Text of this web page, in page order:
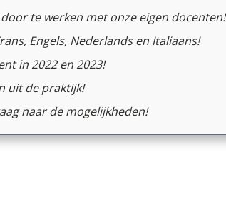
te werken met onze eigen docenten!
Engels, Nederlands en Italiaans!
in 2022 en 2023!
uit de praktijk!
naar de mogelijkheden!